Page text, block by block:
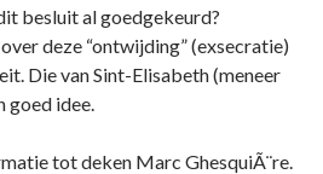
besluit al goedgekeurd?
deze “ontwijding” (exsecratie)
Die van Sint-Elisabeth (meneer
goed idee.
tot deken Marc GhesquiÃ¨re.